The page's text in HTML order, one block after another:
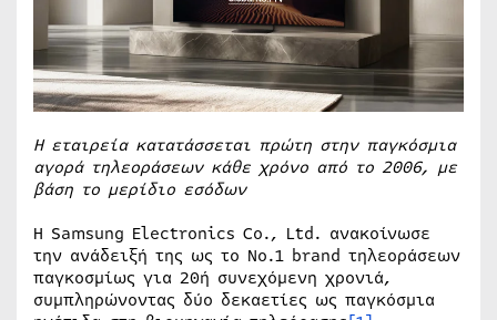
Η εταιρεία κατατάσσεται πρώτη στην παγκόσμια
αγορά τηλεοράσεων κάθε χρόνο από το 2006, με
βάση τo μερίδιο εσόδων
Η Samsung Electronics Co., Ltd. ανακοίνωσε
την ανάδειξή της ως το Νο.1 brand τηλεοράσεων
παγκοσμίως για 20ή συνεχόμενη χρονιά,
συμπληρώνοντας δύο δεκαετίες ως παγκόσμια